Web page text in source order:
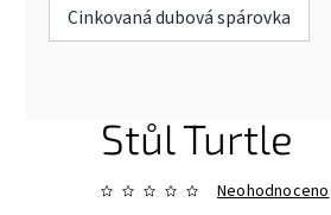
Cinkovaná dubová spárovka
Stůl Turtle
Neohodnoceno